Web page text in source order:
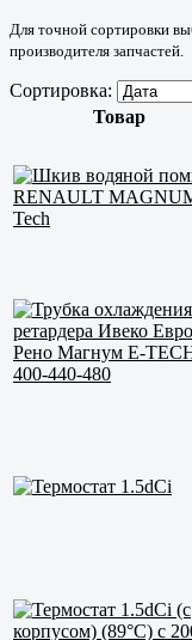
Для точной сортировки
производителя запчастей.
Сортировка:
Товар